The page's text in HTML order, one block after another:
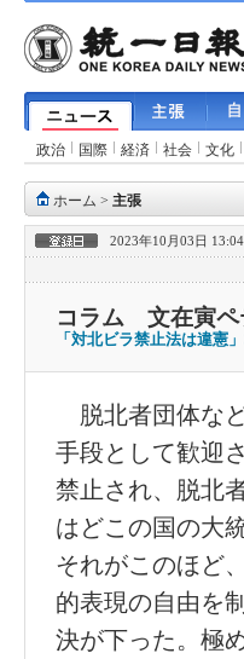
政治 国際 経済 社会 文化
ホーム > 主張
2023年10月03日 13:04
コラム 文在寅ペ
「対北ビラ禁止法は違憲
脱北者団体な
手段として歓迎
禁止され、脱北
はどこの国の大
それがこのほど
的表現の自由を
決が下った。極